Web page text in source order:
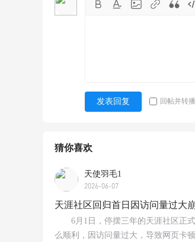
发表回复 回帖并转播
猜你喜欢
天使羽毛1
2026-06-07
天涯社区回归首日因访问量过大
6月1日，停摆三年的天涯社区正
么顺利，因访问量过大，导致网